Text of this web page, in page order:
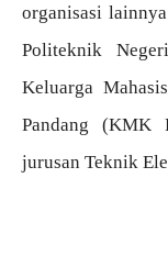
organisasi
Politeknik
Keluarga
Pandang (KMK
jurusan Teknik